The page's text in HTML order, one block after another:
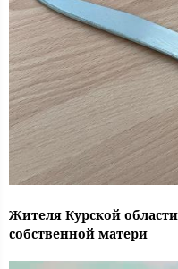
Жителя Курской
собственной матери